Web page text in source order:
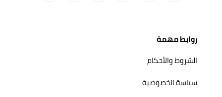
روابط مهمة
الشروط والأحكام
سياسة الخصوصية